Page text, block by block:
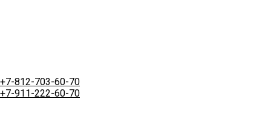
+7-812-703-60-70
+7-911-222-60-70